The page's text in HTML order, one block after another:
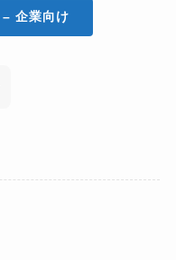
– 企業向け